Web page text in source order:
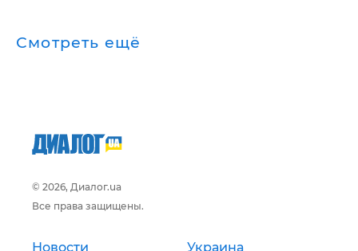
Смотреть ещё
© 2026, Диалог.ua
Все права защищены.
Новости Украина